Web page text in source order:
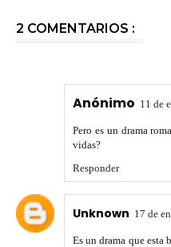
2 COMENTARIOS :
Anónimo 11 de
Pero es un drama
vidas?
Responder
Unknown 17 de
Es un drama que esta